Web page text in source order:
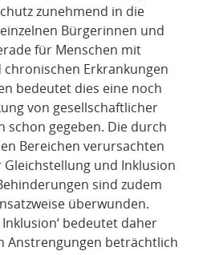
zunehmend in die
Bürgerinnen und
für Menschen mit
Erkrankungen
bedeutet dies eine noch
von gesellschaftlicher
schon gegeben. Die durch
Bereichen verursachten
und Inklusion
sind zudem
überwunden.
bedeutet daher
Anstrengungen beträchtlich